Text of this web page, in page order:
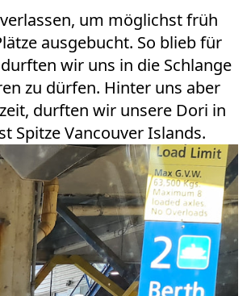
um möglichst früh
ausgebucht. So blieb für
wir uns in die Schlange
zu dürfen. Hinter uns aber
durften wir unsere Dori in
Spitze Vancouver Islands.